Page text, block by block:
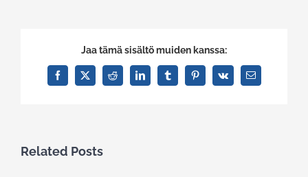
Jaa tämä sisältö muiden kanssa:
Facebook
X Reddit LinkedInTumblrPinterest
Vk Email
Related Posts